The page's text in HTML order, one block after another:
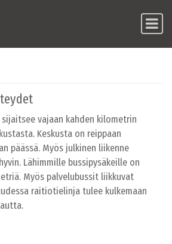
sijaitsee vajaan kahden kilometrin
Keskusta on reippaan
päässä. Myös julkinen liikenne
Lähimmille bussipysäkeille on
Myös palvelubussit liikkuvat
raitiotielinja tulee kulkemaan